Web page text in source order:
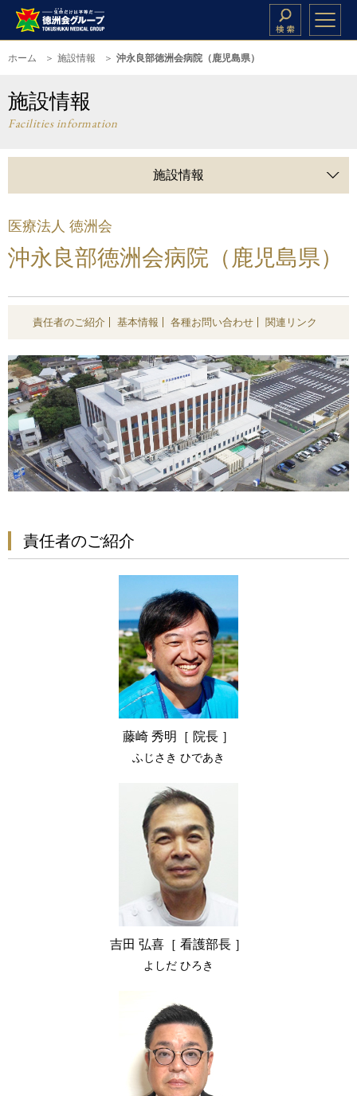
ホーム 施設情報 沖永良部徳洲会病院（鹿児島県）
施設情報
Facilities information
施設情報
医療法人 徳洲会
沖永良部徳洲会病院（鹿児島県）
責任者のご紹介 基本情報 各種お問い合わせ 関連リンク
責任者のご紹介
藤崎 秀明［ 院長 ］
ふじさき ひであき
吉田 弘喜［ 看護部長 ］
よしだ ひろき